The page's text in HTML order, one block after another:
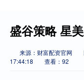
盛谷策略 星
来源：财富配资官网
17:44:18
查看：92